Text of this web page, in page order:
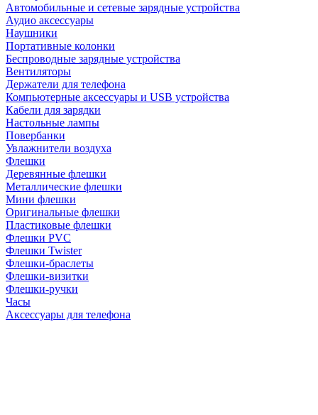
Автомобильные и сетевые зарядные устройства
Аудио аксессуары
Наушники
Портативные колонки
Беспроводные зарядные устройства
Вентиляторы
Держатели для телефона
Компьютерные аксессуары и USB устройства
Кабели для зарядки
Настольные лампы
Повербанки
Увлажнители воздуха
Флешки
Деревянные флешки
Металлические флешки
Мини флешки
Оригинальные флешки
Пластиковые флешки
Флешки PVC
Флешки Twister
Флешки-браслеты
Флешки-визитки
Флешки-ручки
Часы
Аксессуары для телефона